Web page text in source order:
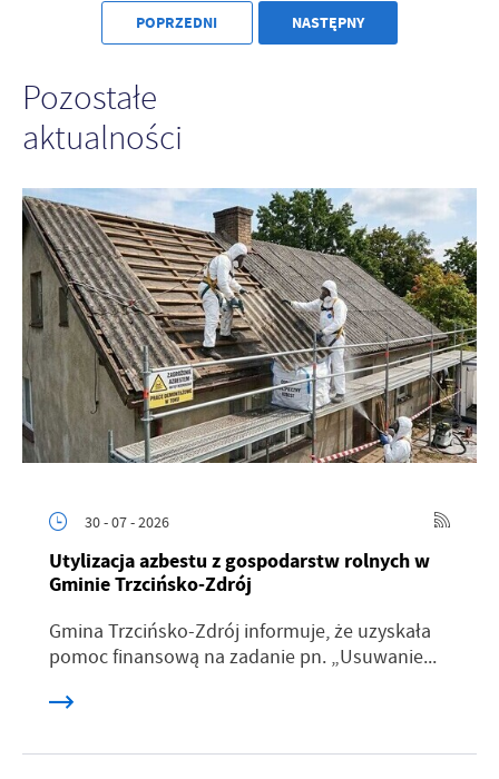
POPRZEDNI NASTĘPNY
Pozostałe
aktualności
30 - 07 - 2026
Utylizacja azbestu z gospodarstw rolnych w
Gminie Trzcińsko-Zdrój
Gmina Trzcińsko-Zdrój informuje, że uzyskała
pomoc finansową na zadanie pn. „Usuwanie...